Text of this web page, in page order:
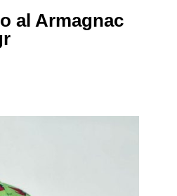
al Armagnac